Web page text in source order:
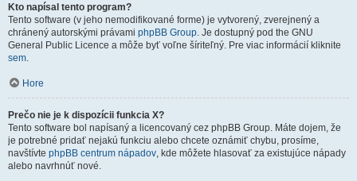
Kto napísal tento program?
Tento software (v jeho nemodifikované forme) je vytvorený, zverejnený a
chránený autorskými právami phpBB Group. Je dostupný pod the GNU
General Public Licence a môže byť voľne šíriteľný. Pre viac informácií kliknite
sem.
Hore
Prečo nie je k dispozícii funkcia X?
Tento software bol napísaný a licencovaný cez phpBB Group. Máte dojem, že
je potrebné pridať nejakú funkciu alebo chcete oznámiť chybu, prosíme,
navštívte phpBB centrum nápadov, kde môžete hlasovať za existujúce nápady
alebo navrhnúť nové.